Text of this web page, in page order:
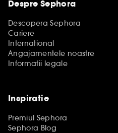
Despre Sephora
Descopera Sephora
Cariere
International
Angajamentele noastre
Informatii legale
Inspiratie
Premiul Sephora
Sephora Blog